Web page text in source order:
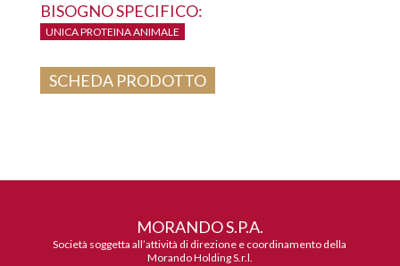
BISOGNO SPECIFICO:
UNICA PROTEINA ANIMALE
SCHEDA PRODOTTO
MORANDO S.P.A.
Società soggetta all’attività di direzione e coordinamento della
Morando Holding S.r.l.